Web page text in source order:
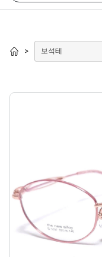
> 보석테